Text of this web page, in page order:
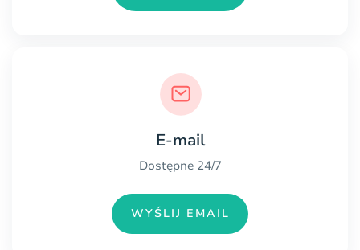
E-mail
Dostępne 24/7
WYŚLIJ EMAIL